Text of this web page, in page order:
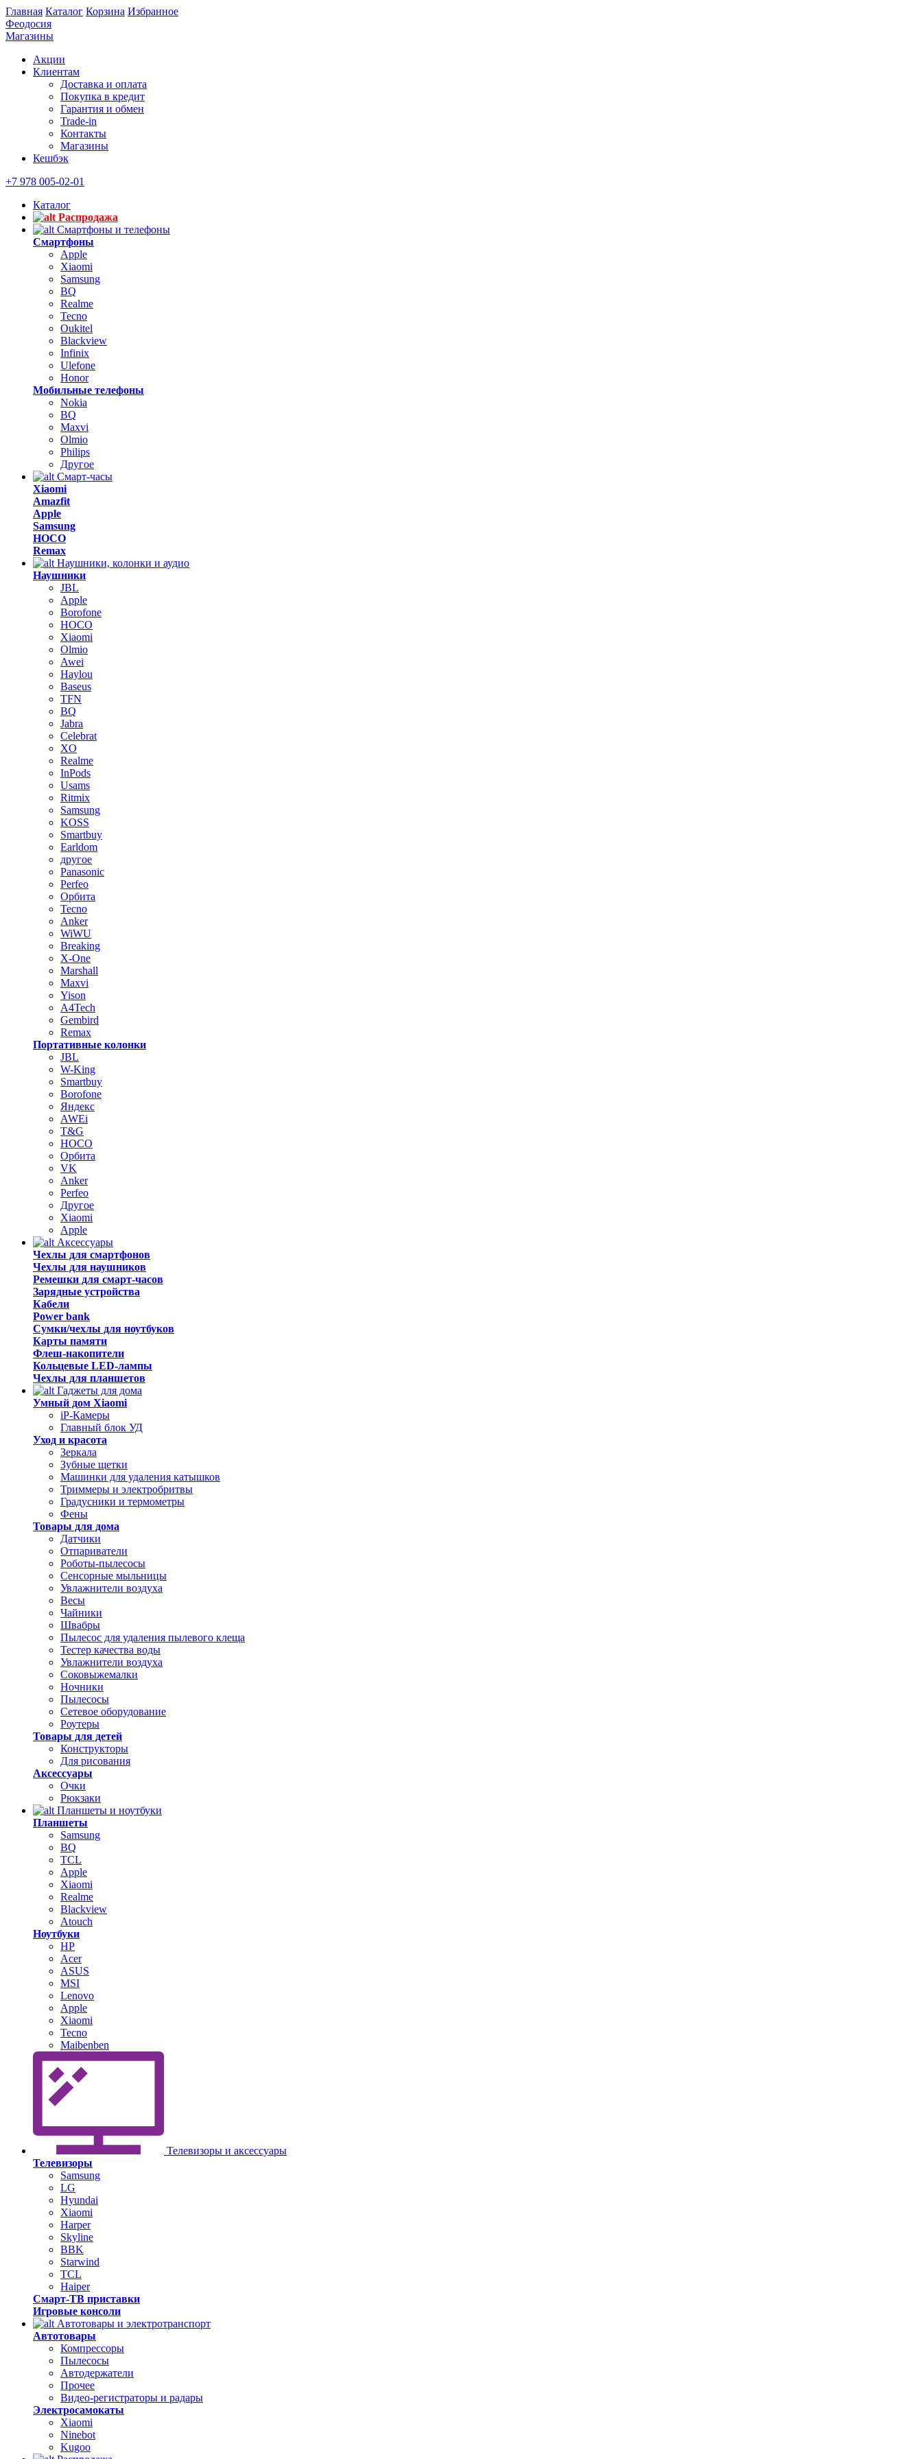
Главная Каталог Корзина Избранное
Феодосия
Магазины
Акции
Клиентам
Доставка и оплата
Покупка в кредит
Гарантия и обмен
Trade-in
Контакты
Магазины
Кешбэк
+7 978 005-02-01
Каталог
Распродажа
Смартфоны и телефоны
Смартфоны
Apple
Xiaomi
Samsung
BQ
Realme
Tecno
Oukitel
Blackview
Infinix
Ulefone
Honor
Мобильные телефоны
Nokia
BQ
Maxvi
Olmio
Philips
Другое
Смарт-часы
Xiaomi
Amazfit
Apple
Samsung
HOCO
Remax
Наушники, колонки и аудио
Наушники
JBL
Apple
Borofone
HOCO
Xiaomi
Olmio
Awei
Haylou
Baseus
TFN
BQ
Jabra
Celebrat
XO
Realme
InPods
Usams
Ritmix
Samsung
KOSS
Smartbuy
Earldom
другое
Panasonic
Perfeo
Орбита
Tecno
Anker
WiWU
Breaking
X-One
Marshall
Maxvi
Yison
A4Tech
Gembird
Remax
Портативные колонки
JBL
W-King
Smartbuy
Borofone
Яндекс
AWEi
T&G
HOCO
Орбита
VK
Anker
Perfeo
Другое
Xiaomi
Apple
Аксессуары
Чехлы для смартфонов
Чехлы для наушников
Ремешки для смарт-часов
Зарядные устройства
Кабели
Power bank
Сумки/чехлы для ноутбуков
Карты памяти
Флеш-накопители
Кольцевые LED-лампы
Чехлы для планшетов
Гаджеты для дома
Умный дом Xiaomi
iP-Камеры
Главный блок УД
Уход и красота
Зеркала
Зубные щетки
Машинки для удаления катышков
Триммеры и электробритвы
Градусники и термометры
Фены
Товары для дома
Датчики
Отпариватели
Роботы-пылесосы
Сенсорные мыльницы
Увлажнители воздуха
Весы
Чайники
Швабры
Пылесос для удаления пылевого клеща
Тестер качества воды
Увлажнители воздуха
Соковыжемалки
Ночники
Пылесосы
Сетевое оборудование
Роутеры
Товары для детей
Конструкторы
Для рисования
Аксессуары
Очки
Рюкзаки
Планшеты и ноутбуки
Планшеты
Samsung
BQ
TCL
Apple
Xiaomi
Realme
Blackview
Atouch
Ноутбуки
HP
Acer
ASUS
MSI
Lenovo
Apple
Xiaomi
Tecno
Maibenben
Телевизоры и аксессуары
Телевизоры
Samsung
LG
Hyundai
Xiaomi
Harper
Skyline
BBK
Starwind
TCL
Haiper
Смарт-ТВ приставки
Игровые консоли
Автотовары и электротранспорт
Автотовары
Компрессоры
Пылесосы
Автодержатели
Прочее
Видео-регистраторы и радары
Электросамокаты
Xiaomi
Ninebot
Kugoo